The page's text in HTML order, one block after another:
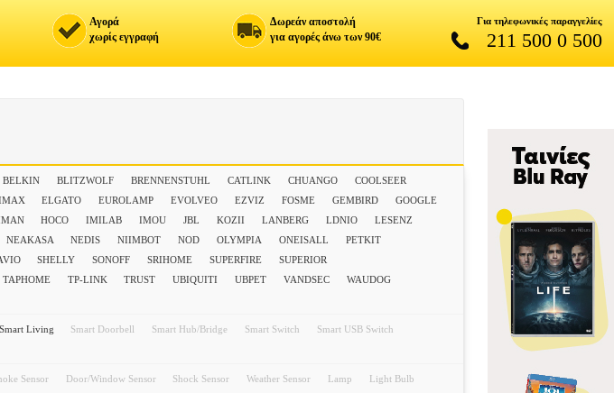
Αγορά
χωρίς εγγραφή
Δωρεάν αποστολή
για αγορές άνω των 90€
Για τηλεφωνικές παραγγελίες
211 500 0 500
BELKIN BLITZWOLF BRENNENSTUHL CATLINK CHUANGO
COOLSEER
ELGATO EUROLAMP EVOLVEO EZVIZ FOSME GEMBIRD
GOOGLE
HOCO IMILAB IMOU JBL KOZII LANBERG LDNIO
LESENZ
NEAKASA NEDIS NIIMBOT NOD OLYMPIA ONEISALL
PETKIT
SHELLY SONOFF SRIHOME SUPERFIRE
SUPERIOR
TAPHOME TP-LINK TRUST UBIQUITI UBPET VANDSEC
WAUDOG
Smart Living Smart Doorbell Smart Hub/Bridge Smart Switch
Smart USB Switch
Sensor Door/Window Sensor Shock Sensor Weather Sensor Lamp
Light Bulb